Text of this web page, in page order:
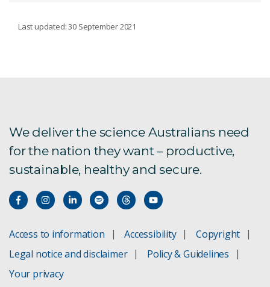
ATSC Publications
Acacia crassicarpaQLD
Acacia mangiumQLD
Corymbia maculata
Eucalyptus benthamiiNSW and ACT
Last updated: 30 September 2021
We deliver the science Australians need
for the nation they want – productive,
sustainable, healthy and secure.
Access to information Accessibility
Copyright
Legal notice and disclaimer
Policy & Guidelines
Your privacy